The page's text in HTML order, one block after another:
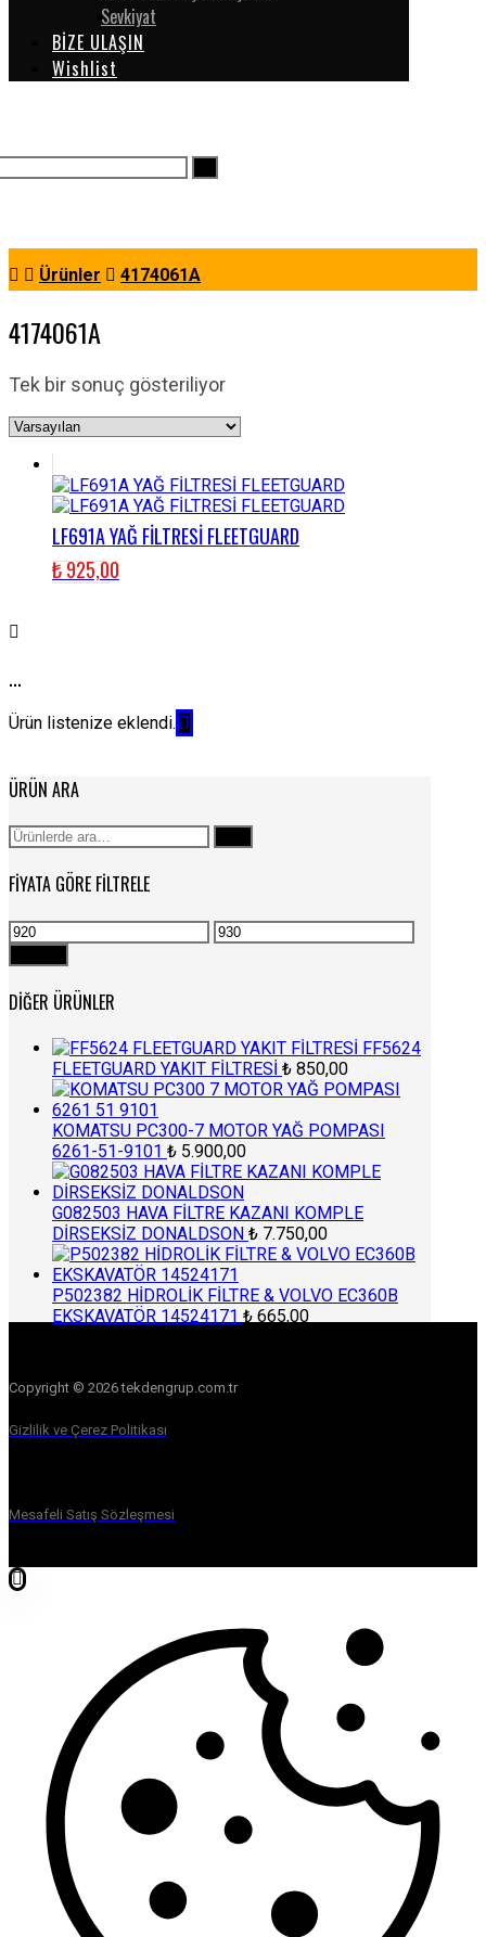
Sevkiyat
BİZE ULAŞIN
Wishlist
Ürünler 4174061A
4174061A
Tek bir sonuç gösteriliyor
LF691A YAĞ FİLTRESİ FLEETGUARD
₺925,00
...
Ürün listenize eklendi.
ÜRÜN ARA
Ara:
FIYATA GÖRE FILTRELE
En
düşük
fiyat
En
yüksek
DIĞER ÜRÜNLER
FF5624
FLEETGUARD YAKIT FİLTRESİ ₺ 850,00
KOMATSU PC300-7 MOTOR YAĞ POMPASI
6261-51-9101 ₺ 5.900,00
G082503 HAVA FİLTRE KAZANI KOMPLE
DİRSEKSİZ DONALDSON ₺ 7.750,00
P502382 HİDROLİK FİLTRE & VOLVO EC360B
EKSKAVATÖR 14524171 ₺ 665,00
Copyright © 2026 tekdengrup.com.tr
Gizlilik ve Çerez Politikası
Mesafeli Satış Sözleşmesi